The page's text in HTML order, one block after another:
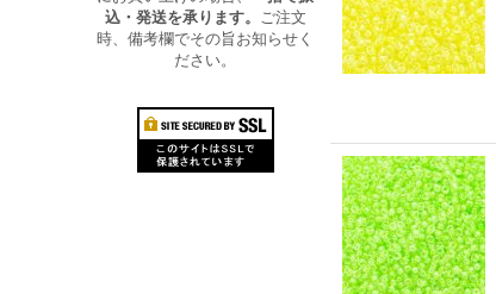
込・発送を承ります。 ご注文
時、備考欄でその旨お知らせく
ださい。